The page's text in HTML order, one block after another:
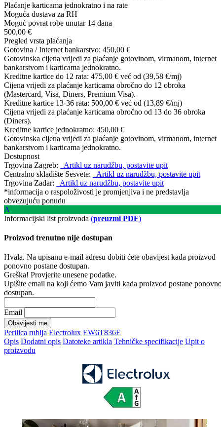
Plaćanje karticama jednokratno i na rate
Moguća dostava za RH
Moguć povrat robe unutar 14 dana
500,00 €
Pregled vrsta plaćanja
Gotovina / Internet bankarstvo: 450,00 €
Gotovinska cijena vrijedi za plaćanje gotovinom, virmanom, internet
bankarstvom i karticama jednokratno.
Kreditne kartice do 12 rata: 475,00 € već od (39,58 €/mj)
Cijena vrijedi za plaćanje karticama obročno do 12 obroka
(Mastercard, Visa, Diners, Premium Visa).
Kreditne kartice 13-36 rata: 500,00 € već od (13,89 €/mj)
Cijena vrijedi za plaćanje karticama obročno od 13 do 36 obroka
(Diners).
Kreditne kartice jednokratno: 450,00 €
Gotovinska cijena vrijedi za plaćanje gotovinom, virmanom, internet
bankarstvom i karticama jednokratno.
Dostupnost
Trgovina Zagreb:
Artikl uz narudžbu, postavite upit
Centralno skladište Sesvete:
Artikl uz narudžbu, postavite upit
Trgovina Zadar:
Artikl uz narudžbu, postavite upit
*informacija o raspoloživosti je promjenjiva i ne predstavlja
obvezujuću ponudu
A
Informacijski list proizvoda (preuzmi PDF)
Proizvod trenutno nije dostupan
Hvala. Na upisanu e-mail adresu dobiti ćete obavijest kada proizvod
ponovno postane dostupan.
Greška! Provjerite unesene podatke.
Upišite email na koji ćemo Vam javiti kada proizvod postane
dostupan.
Email
Obavijesti me
Perilica rublja Electrolux EW6T836E
Opis Dodatni opis Datoteke artikla Tehničke specifikacije Upit o
proizvodu